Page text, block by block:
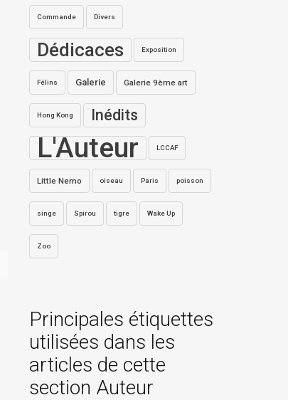
Commande Divers
Dédicaces Exposition
Félins Galerie Galerie 9ème art
Hong Kong Inédits
L'Auteur LCCAF
Little Nemo oiseau Paris poisson
singe Spirou tigre Wake Up
Zoo
Principales étiquettes
utilisées dans les
articles de cette
section Auteur